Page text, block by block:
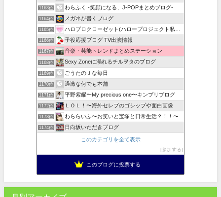
1163位 わらふく -笑顔になる、J-POPまとめブログ-
1164位 メガネが書くブログ
1165位 ハロプロクローゼット(ハロープロジェクト私服・衣装まとめ)
1166位 子役応援ブログ TV出演情報
1167位 音楽・芸能トレンドまとめステーション
1168位 Sexy Zoneに溺れるチルヲタのブログ
1169位 ごうたのＪな毎日
1170位 過激な何でも本舗
1171位 平野紫耀〜My precious one〜キンプリブログ
1172位 ＬＯＬ！〜海外セレブのゴシップや面白画像
1173位 わららいふ〜お笑いと宝塚と日常生活？！！〜
1174位 日向坂いただきブログ
このカテゴリを全て表示
参加する
このブログに投票する